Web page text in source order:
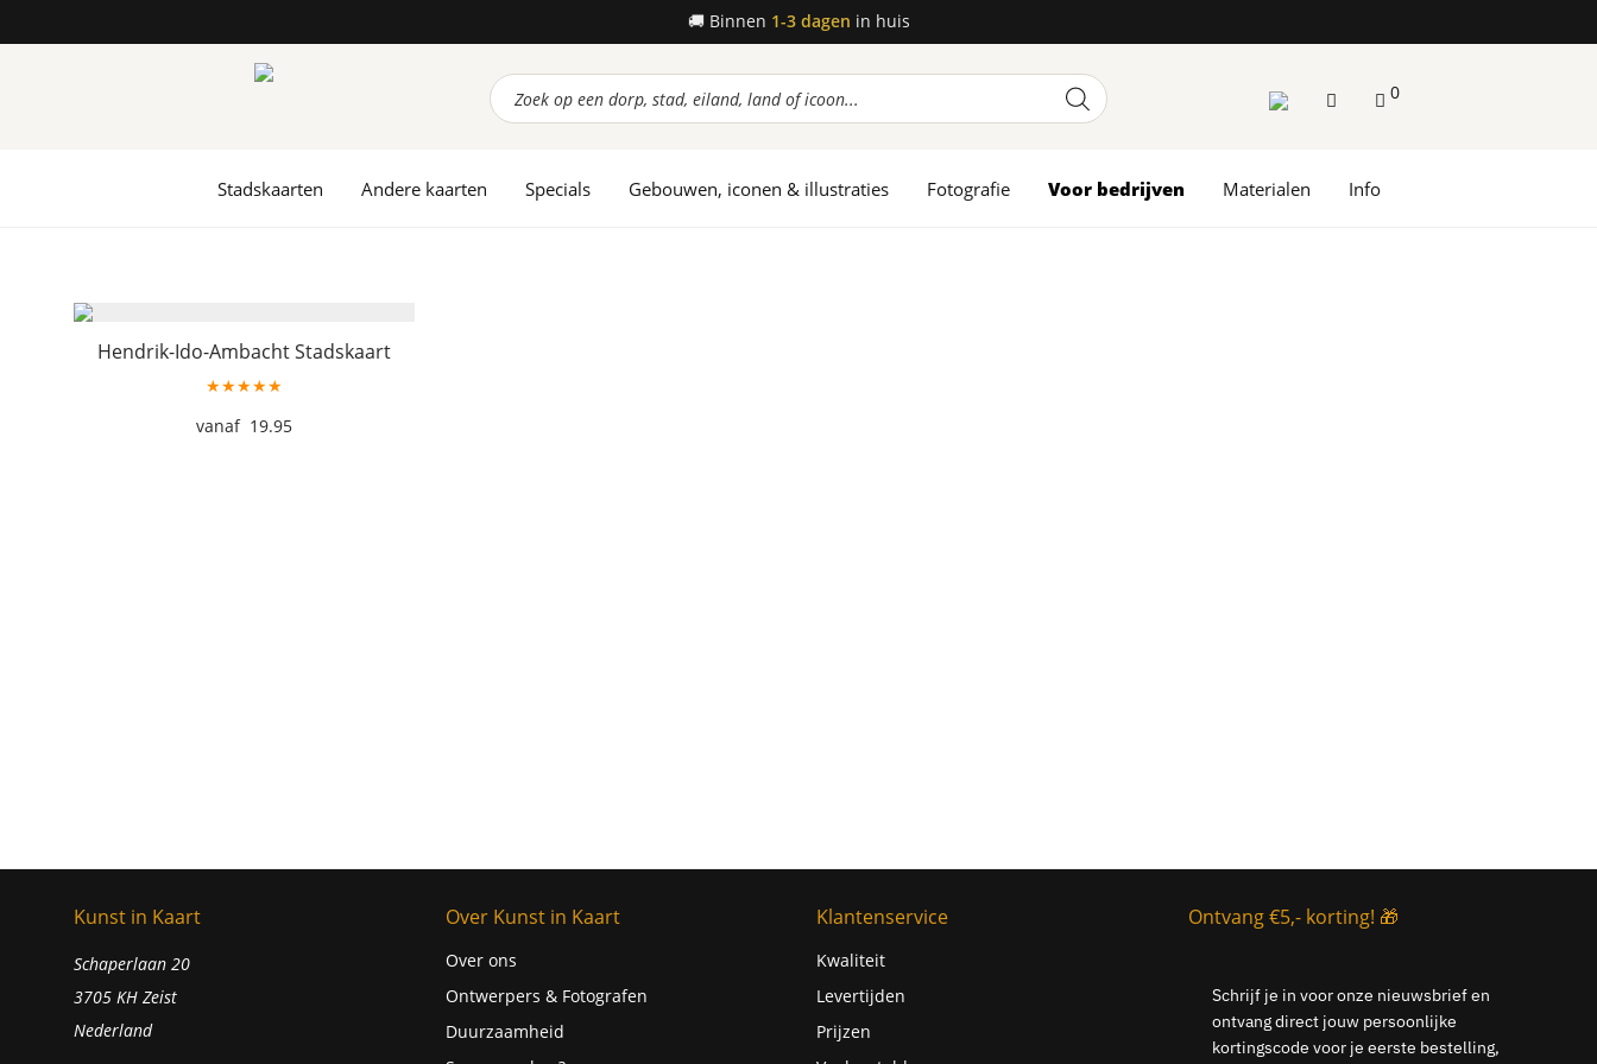
🚚 Binnen 1-3 dagen in huis
Producten
zoeken
Stadskaarten Andere kaarten Specials Gebouwen, iconen & illustraties Fotografie Voor bedrijven Materialen Info
0
Hendrik-Ido-Ambacht Stadskaart
★★★★★
19.95
Kunst in Kaart
Schaperlaan 20
3705 KH Zeist
Nederland
Over Kunst in Kaart
Over ons
Ontwerpers & Fotografen
Duurzaamheid
Klantenservice
Kwaliteit
Levertijden
Prijzen
Ontvang €5,- korting! 🎁
Schrijf je in voor onze nieuwsbrief en
ontvang direct jouw persoonlijke
kortingscode voor je eerste bestelling,